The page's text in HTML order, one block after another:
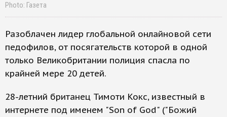
Photo: Газета
Разоблачен лидер глобальной онлайновой сети
педофилов, от посягательств которой в одной
только Великобритании полиция спасла по
крайней мере 20 детей.
28-летний британец Тимоти Кокс, известный в
интернете под именем "Son of God" ("Божий